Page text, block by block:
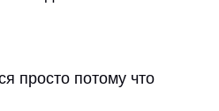
просто потому что